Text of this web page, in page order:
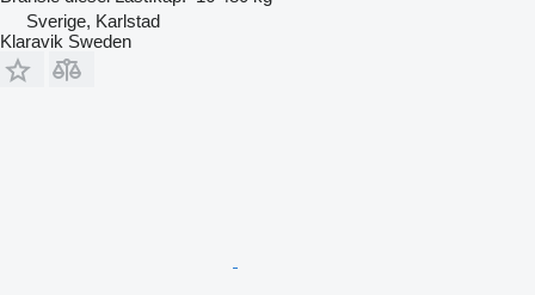
Sverige, Karlstad
Klaravik Sweden